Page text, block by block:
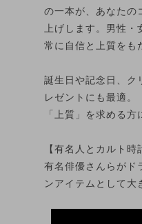
の一本が、あなたの
上げします。男性
常に自信と上質をも
誕生日や記念日、ク
レゼントにも最適。
「上質」を求める方
【有名人とカルト時
有名俳優さんらがド
ンアイテムとして大